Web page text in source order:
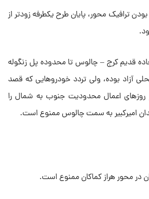
ترافیک محور، پایان طرح یکطرفه زودتر از
قدیم کرج – چالوس تا محدوده پل زنگوله
آزاد بوده، ولی تردد خودرو‌هایی که قصد
اعمال محدودیت جنوب به شمال را
در محور هراز کماکان ممنوع است.